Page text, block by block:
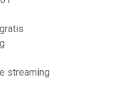
streaming